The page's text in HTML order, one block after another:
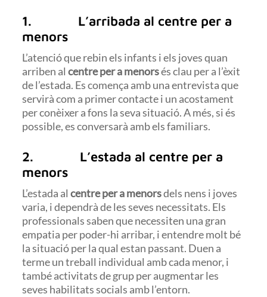
1. L’arribada al centre per a
menors
L’atenció que rebin els infants i els joves quan
arriben alcentre per a menorsés clau per a l’èxit
de l’estada. Es comença amb una entrevista que
servirà com a primer contacte i un acostament
per conèixer a fons la seva situació. A més, si és
possible, es conversarà amb els familiars.
2. L’estada al centre per a
menors
L’estada alcentre per a menorsdels nens i joves
varia, i dependrà de les seves necessitats. Els
professionals saben que necessiten una gran
empatia per poder-hi arribar, i entendre molt bé
la situació per la qual estan passant. Duen a
terme un treball individual amb cada menor, i
també activitats de grup per augmentar les
seves habilitats socials amb l’entorn.